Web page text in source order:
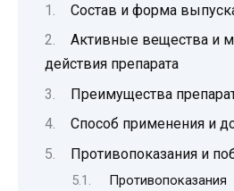
Состав и форма
Активные вещества и
действия препарата
Преимущества
Способ применения и
Противопоказания и
Противопоказания